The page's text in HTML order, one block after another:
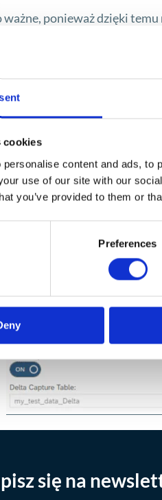
cookies
content and ads, to
use of our site with our
you’ve provided to them or
Preferences
ponieważ dzięki
na kilka sposobów,
i dodaje tylko te, które
tylko kolumnę z
składający się z daty
rekordy, które posiadają
uzyskać
dostępny w SAP
się na